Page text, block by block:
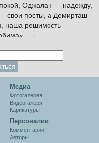
Оджалан — надежду,
свои посты, а Демирташ —
наша решимость
→
Медиа
Фотогалерея
Видеогалеря
Карикатуры
Персоналии
Комментарии
Авторы